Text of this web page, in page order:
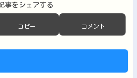
事をシェアする
コピー コメント